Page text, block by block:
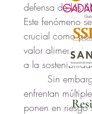
defensa de las
Este fenómeno
crucial como
valor
enfrentan
ponen en riesgo